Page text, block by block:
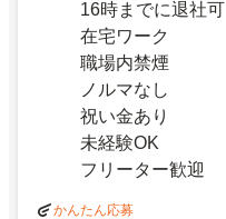
16時までに退社可
在宅ワーク
職場内禁煙
ノルマなし
祝い金あり
未経験OK
フリーター歓迎
かんたん応募